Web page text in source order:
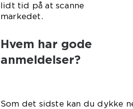
lidt tid på at scanne
Hvem har gode
anmeldelser?
Som det sidste kan du dykke